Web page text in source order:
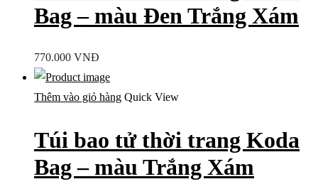
Bag – màu Đen Trắng Xám
770.000 VNĐ
Thêm vào giỏ hàng Quick View
Túi bao tử thời trang Koda
Bag – màu Trắng Xám